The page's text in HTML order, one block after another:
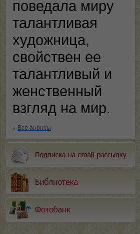
поведала миру
талантливая
художница,
свойствен ее
талантливый и
женственный
взгляд на мир.
Все анонсы